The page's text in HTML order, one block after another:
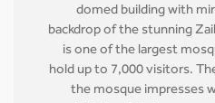
domed building with
backdrop of the stunning
is one of the largest
hold up to 7,000 visitors.
the mosque